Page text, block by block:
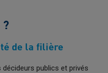
?
de la filière
publics et privés